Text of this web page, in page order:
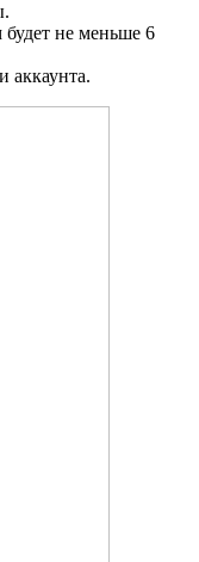
не меньше 6
аккаунта.